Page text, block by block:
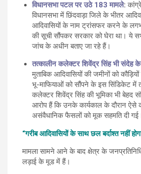
विधानसभा पटल पर उठे 183 मामले:
विधानसभा में छिंदवाड़ा जिले के भीतर
आदिवासियों के नाम ट्रांसफर करने के
की सूची सौंपकर सरकार को घेरा था। ये
जांच के अधीन बताए जा रहे हैं।
तत्कालीन कलेक्टर शिवेंद्र सिंह भी संदेह
मुताबिक आदिवासियों की जमीनों को
भू-माफियाओं को सौंपने के इस सिंडिकेट में
कलेक्टर शिवेंद्र सिंह की भूमिका भी बेहद
आरोप हैं कि उनके कार्यकाल के दौरान
असंवैधानिक फैसलों को मूक सहमति दी
“गरीब आदिवासियों के साथ छल बर्दाश्त नहीं
मामला सामने आने के बाद क्षेत्र के
लड़ाई के मूड में हैं।